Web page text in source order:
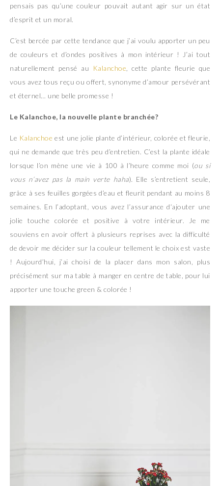
pensais pas qu’une couleur pouvait autant agir sur un état
d’esprit et un moral.
C’est bercée par cette tendance que j’ai voulu apporter un peu
de couleurs et d’ondes positives à mon intérieur ! J’ai tout
naturellement pensé au
Kalanchoe , cette plante fleurie que
vous avez tous reçu ou offert, synonyme d’amour persévérant
et éternel… une belle promesse !
Le Kalanchoe, la nouvelle plante branchée?
Le Kalanchoe est une jolie plante d’intérieur, colorée et fleurie,
qui ne demande que très peu d’entretien. C’est la plante idéale
lorsque l’on mène une vie à 100 à l’heure comme moi (ou si
vous n’avez pas la main verte haha). Elle s’entretient seule,
grâce à ses feuilles gorgées d’eau et fleurit pendant au moins 8
semaines. En l’adoptant, vous avez l’assurance d‘ajouter une
jolie touche colorée et positive à votre intérieur. Je me
souviens en avoir offert à plusieurs reprises avec la difficulté
de devoir me décider sur la couleur tellement le choix est vaste
! Aujourd’hui, j’ai choisi de la placer dans mon salon, plus
précisément sur ma table à manger en centre de table, pour lui
apporter une touche green & colorée !